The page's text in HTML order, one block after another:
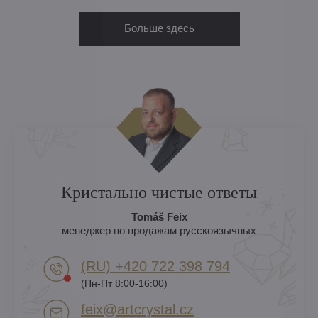
Больше здесь
Кристально чистые ответы
Tomáš Feix
менеджер по продажам русскоязычных
(RU) +420 722 398 794​
(Пн-Пт 8:00-16:00)
feix​@artcrystal​.cz